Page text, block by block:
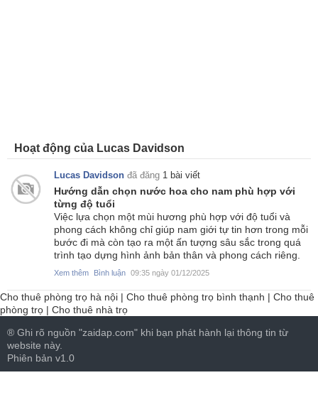
Hoạt động của Lucas Davidson
Lucas Davidson đã đăng 1 bài viết
Hướng dẫn chọn nước hoa cho nam phù hợp với
từng độ tuổi
Việc lựa chọn một mùi hương phù hợp với độ tuổi và
phong cách không chỉ giúp nam giới tự tin hơn trong mỗi
bước đi mà còn tạo ra một ấn tượng sâu sắc trong quá
trình tạo dựng hình ảnh bản thân và phong cách riêng.
Xem thêm Bình luận 09:35 ngày 01/12/2025
Cho thuê phòng trọ hà nội | Cho thuê phòng trọ bình thạnh | Cho thuê
phòng trọ | Cho thuê nhà trọ
® Ghi rõ nguồn "zaidap.com" khi bạn phát hành lại thông tin từ
website này.
Phiên bản v1.0